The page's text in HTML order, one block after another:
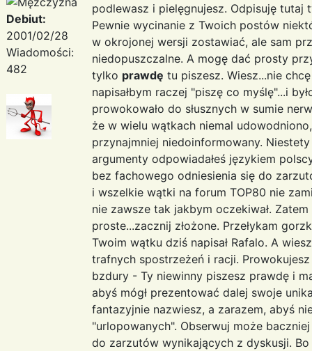
Debiut:
2001/02/28
Wiadomości:
482
podlewasz i pielęgnujesz. Odpisuję
Pewnie wycinanie z Twoich postów
w okrojonej wersji zostawiać, ale sam
niedopuszczalne. A mogę dać prosty
tylko prawdę tu piszesz. Wiesz...nie
napisałbym raczej "piszę co myślę"...i
prowokowało do słusznych w sumie
że w wielu wątkach niemal
przynajmniej niedoinformowany.
argumenty odpowiadałeś językiem
bez fachowego odniesienia się do
i wszelkie wątki na forum TOP80 nie
nie zawsze tak jakbym oczekiwał.
proste...zacznij złożone. Przełykam
Twoim wątku dziś napisał Rafalo. A
trafnych spostrzeżeń i racji.
bzdury - Ty niewinny piszesz prawdę i
abyś mógł prezentować dalej swoje
fantazyjnie nazwiesz, a zarazem, abyś
"urlopowanych". Obserwuj może
do zarzutów wynikających z dyskusji.